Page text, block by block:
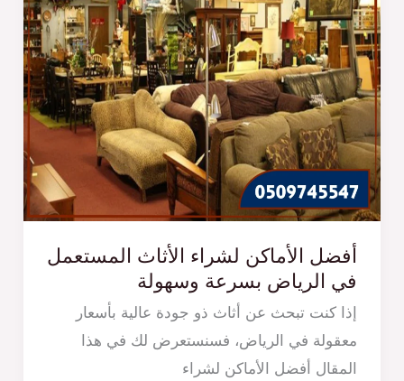
أفضل الأماكن لشراء الأثاث المستعمل
في الرياض بسرعة وسهولة
إذا كنت تبحث عن أثاث ذو جودة عالية بأسعار
معقولة في الرياض، فسنستعرض لك في هذا
المقال أفضل الأماكن لشراء